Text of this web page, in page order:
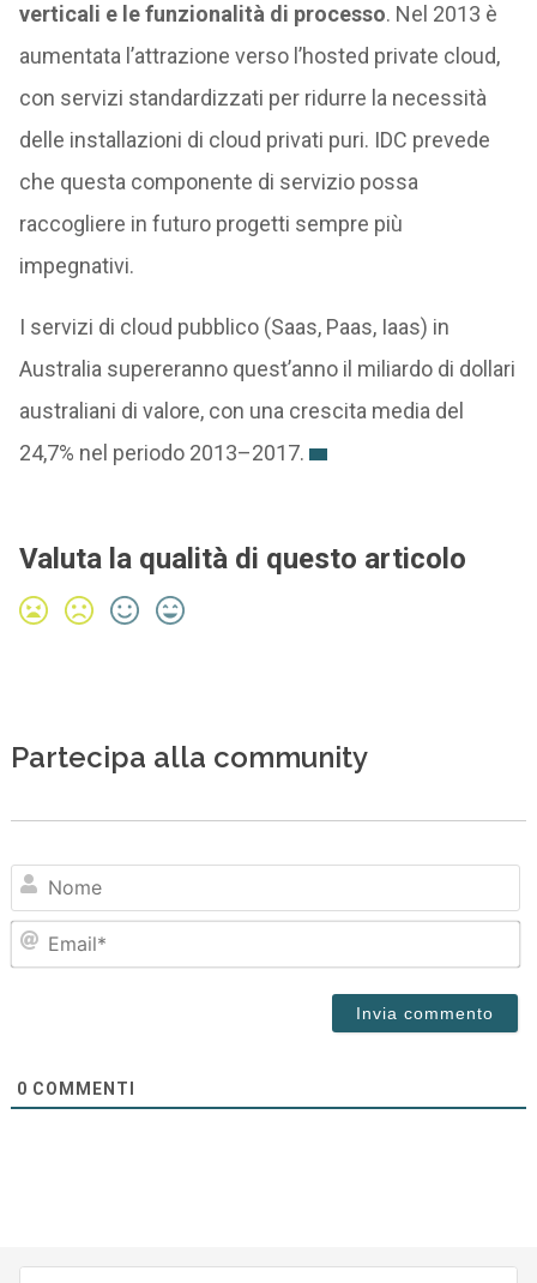
verticali e le funzionalità di processo. Nel 2013 è
aumentata l’attrazione verso l’hosted private cloud,
con servizi standardizzati per ridurre la necessità
delle installazioni di cloud privati puri. IDC prevede
che questa componente di servizio possa
raccogliere in futuro progetti sempre più
impegnativi.
I servizi di cloud pubblico (Saas, Paas, Iaas) in
Australia supereranno quest’anno il miliardo di dollari
australiani di valore, con una crescita media del
24,7% nel periodo 2013–2017.
Valuta la qualità di questo articolo
Partecipa alla community
0 COMMENTI